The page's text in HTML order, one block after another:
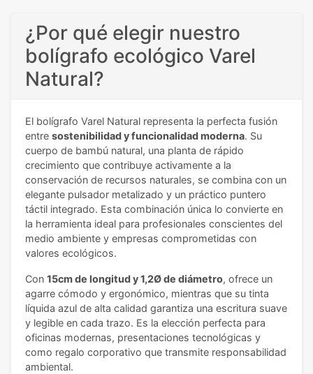
¿Por qué elegir nuestro
bolígrafo ecológico Varel
Natural?
El bolígrafo Varel Natural representa la perfecta fusión
entre sostenibilidad y funcionalidad moderna. Su
cuerpo de bambú natural, una planta de rápido
crecimiento que contribuye activamente a la
conservación de recursos naturales, se combina con un
elegante pulsador metalizado y un práctico puntero
táctil integrado. Esta combinación única lo convierte en
la herramienta ideal para profesionales conscientes del
medio ambiente y empresas comprometidas con
valores ecológicos.
Con 15cm de longitud y 1,2Ø de diámetro, ofrece un
agarre cómodo y ergonómico, mientras que su tinta
líquida azul de alta calidad garantiza una escritura suave
y legible en cada trazo. Es la elección perfecta para
oficinas modernas, presentaciones tecnológicas y
como regalo corporativo que transmite responsabilidad
ambiental.